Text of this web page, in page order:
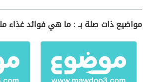
مواضيع ذات صلة بـ : ما هي فوائد غذاء